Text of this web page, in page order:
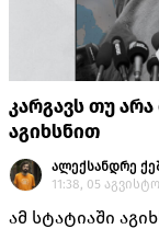
კარგავს თუ
აგიხსნით
ალექსანდრე
11:38, 05
ამ სტატიაში